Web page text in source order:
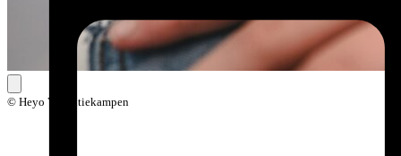
© Heyo Vakantiekampen